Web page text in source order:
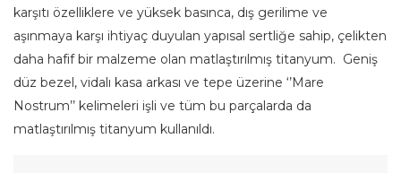
karşıtı özelliklere ve yüksek basınca, dış gerilime ve
aşınmaya karşı ihtiyaç duyulan yapısal sertliğe sahip, çelikten
daha hafif bir malzeme olan matlaştırılmış titanyum. Geniş
düz bezel, vidalı kasa arkası ve tepe üzerine ‘’Mare
Nostrum’’ kelimeleri işli ve tüm bu parçalarda da
matlaştırılmış titanyum kullanıldı.